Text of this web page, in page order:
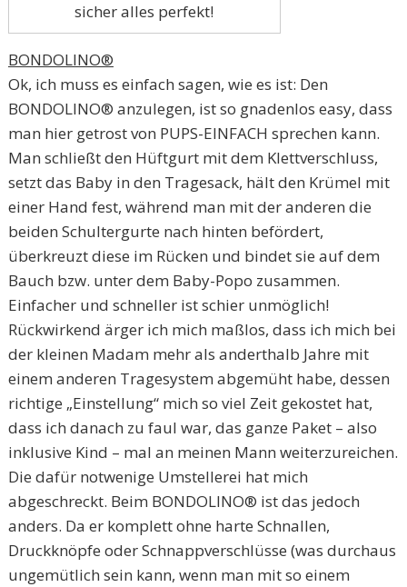
sicher alles perfekt!
BONDOLINO®
Ok, ich muss es einfach sagen, wie es ist: Den
BONDOLINO® anzulegen, ist so gnadenlos easy, dass
man hier getrost von PUPS-EINFACH sprechen kann.
Man schließt den Hüftgurt mit dem Klettverschluss,
setzt das Baby in den Tragesack, hält den Krümel mit
einer Hand fest, während man mit der anderen die
beiden Schultergurte nach hinten befördert,
überkreuzt diese im Rücken und bindet sie auf dem
Bauch bzw. unter dem Baby-Popo zusammen.
Einfacher und schneller ist schier unmöglich!
Rückwirkend ärger ich mich maßlos, dass ich mich bei
der kleinen Madam mehr als anderthalb Jahre mit
einem anderen Tragesystem abgemüht habe, dessen
richtige „Einstellung“ mich so viel Zeit gekostet hat,
dass ich danach zu faul war, das ganze Paket – also
inklusive Kind – mal an meinen Mann weiterzureichen.
Die dafür notwenige Umstellerei hat mich
abgeschreckt. Beim BONDOLINO® ist das jedoch
anders. Da er komplett ohne harte Schnallen,
Druckknöpfe oder Schnappverschlüsse (was durchaus
ungemütlich sein kann, wenn man mit so einem